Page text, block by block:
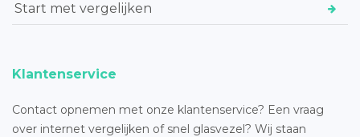
Start met vergelijken
Klantenservice
Contact opnemen met onze klantenservice? Een vraag
over internet vergelijken of snel glasvezel? Wij staan